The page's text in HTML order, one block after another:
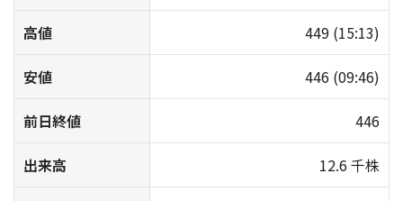
高値 449 (15:13)
安値 446 (09:46)
前日終値 446
出来高 12.6 千株